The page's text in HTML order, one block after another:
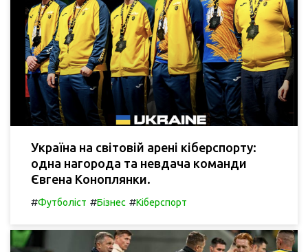
Україна на світовій арені кіберспорту:
одна нагорода та невдача команди
Євгена Коноплянки.
#Футболіст #Бізнес #Кіберспорт